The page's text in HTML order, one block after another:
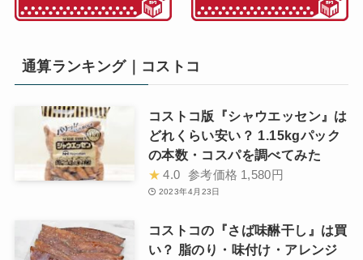
通算ランキング｜コストコ
コストコ版『シャウエッセン』は
どれくらい安い？ 1.15kgパック
の本数・コスパを調べてみた
★ 4.0 参考価格 1,580円
2023年4月23日
コストコの『さば味醂干し』は買
い？ 脂のり・味付け・アレンジ